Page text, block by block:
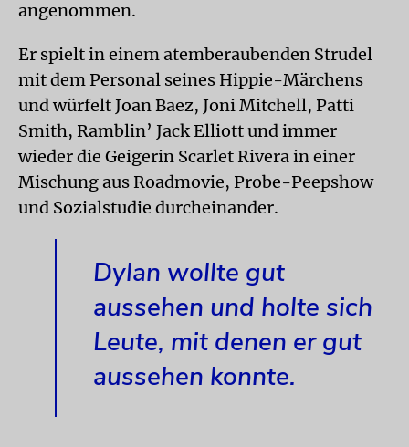
angenommen.
Er spielt in einem atemberaubenden Strudel
mit dem Personal seines Hippie-Märchens
und würfelt Joan Baez, Joni Mitchell, Patti
Smith, Ramblin’ Jack Elliott und immer
wieder die Geigerin Scarlet Rivera in einer
Mischung aus Roadmovie, Probe-Peepshow
und Sozialstudie durcheinander.
Dylan wollte gut
aussehen und holte sich
Leute, mit denen er gut
aussehen konnte.